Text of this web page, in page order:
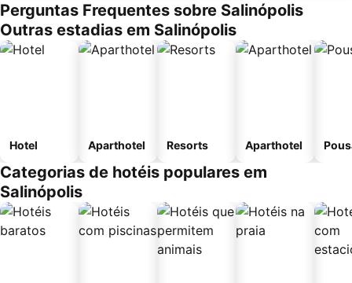
Perguntas Frequentes sobre Salinópolis
Outras estadias em Salinópolis
Hotel Aparthotel Resorts Aparthotel
Categorias de hotéis populares em
Salinópolis